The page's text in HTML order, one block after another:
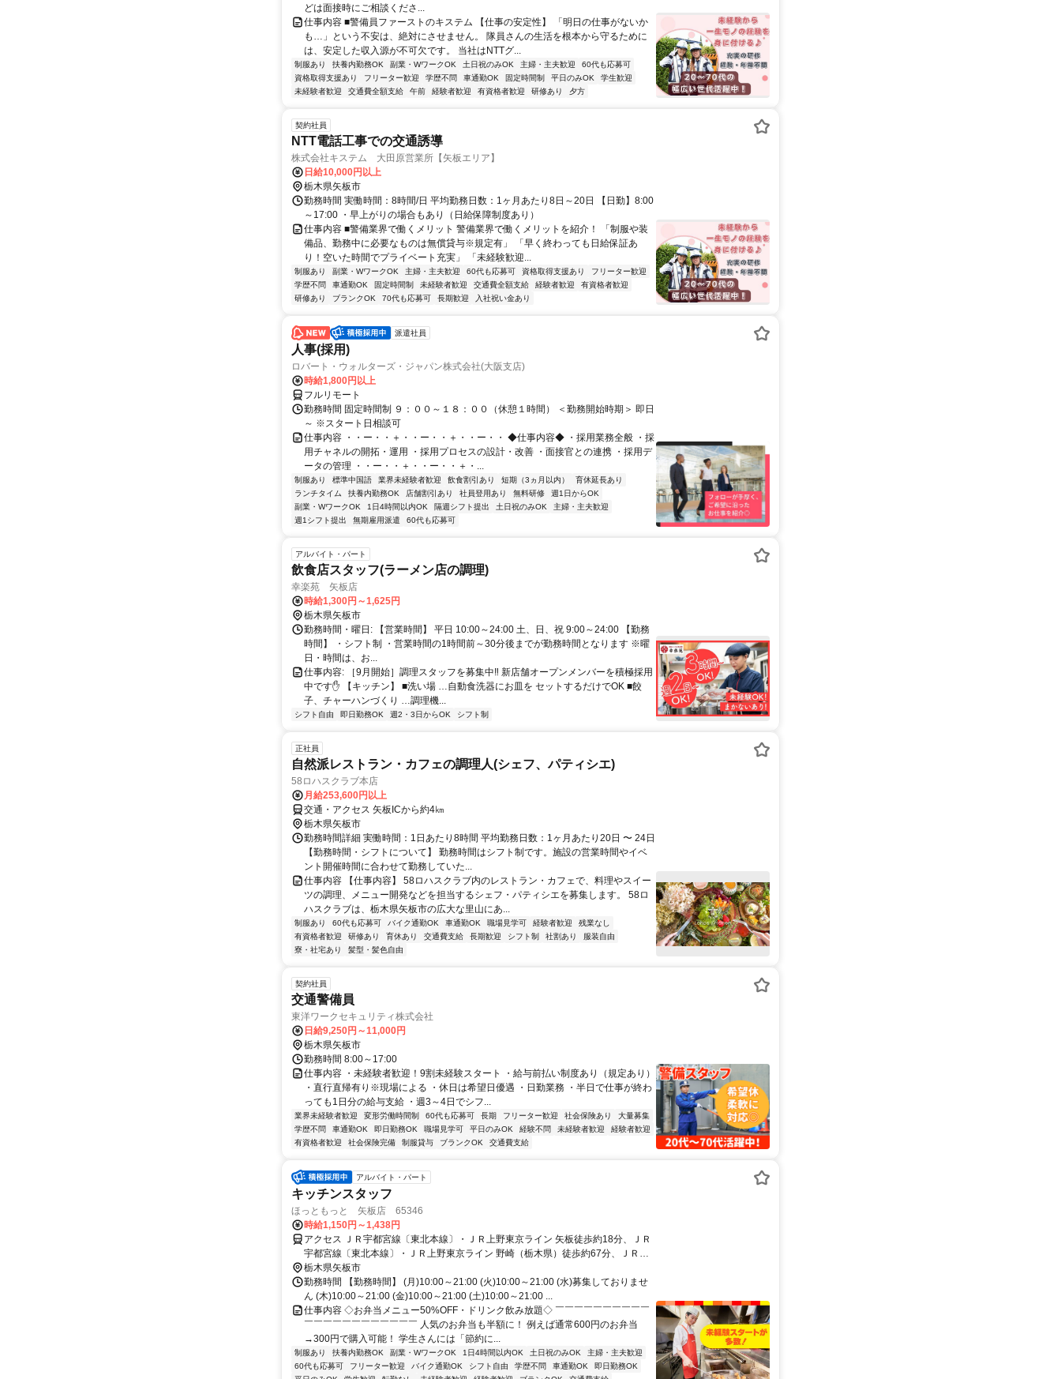
どは面接時にご相談くださ...
仕事内容 ■警備員ファーストのキステム 【仕事の安定性】 「明日の仕事がないか
も…」という不安は、絶対にさせません。 隊員さんの生活を根本から守るために
は、安定した収入源が不可欠です。 当社はNTTグ...
制服あり 扶養内勤務OK 副業・WワークOK 土日祝のみOK 主婦・主夫歓迎
60代も応募可
資格取得支援あり
フリーター歓迎 学歴不問 車通勤OK 固定時間制 平日のみOK
学生歓迎
未経験者歓迎
交通費全額支給 午前 経験者歓迎 有資格者歓迎 研修あり 夕方
契約社員
NTT電話工事での交通誘導
株式会社キステム 大田原営業所【矢板エリア】
日給10,000円以上
栃木県矢板市
勤務時間 実働時間：8時間/日 平均勤務日数：1ヶ月あたり8日～20日 【日勤】8:00
～17:00 ・早上がりの場合もあり（日給保障制度あり）
仕事内容 ■警備業界で働くメリット 警備業界で働くメリットを紹介！ 「制服や装
備品、勤務中に必要なものは無償貸与※規定有」 「早く終わっても日給保証あ
り！空いた時間でプライベート充実」 「未経験歓迎...
制服あり 副業・WワークOK 主婦・主夫歓迎 60代も応募可 資格取得支援あり
フリーター歓迎
学歴不問
車通勤OK 固定時間制 未経験者歓迎 交通費全額支給 経験者歓迎
有資格者歓迎
研修あり
ブランクOK 70代も応募可 長期歓迎 入社祝い金あり
派遣社員
人事(採用)
ロバート・ウォルターズ・ジャパン株式会社(大阪支店)
時給1,800円以上
フルリモート
勤務時間 固定時間制 ９：００～１８：００（休憩１時間） ＜勤務開始時期＞ 即日
～ ※スタート日相談可
仕事内容 ・・ー・・＋・・ー・・＋・・ー・・ ◆仕事内容◆ ・採用業務全般 ・採
用チャネルの開拓・運用 ・採用プロセスの設計・改善 ・面接官との連携 ・採用デ
ータの管理 ・・ー・・＋・・ー・・＋・...
制服あり 標準中国語 業界未経験者歓迎 飲食割引あり 短期（3ヵ月以内）
育休延長あり
ランチタイム
扶養内勤務OK 店舗割引あり 社員登用あり 無料研修
週1日からOK
副業・WワークOK
1日4時間以内OK 隔週シフト提出 土日祝のみOK
主婦・主夫歓迎
週1シフト提出
無期雇用派遣 60代も応募可
アルバイト・パート
飲食店スタッフ(ラーメン店の調理)
幸楽苑 矢板店
時給1,300円～1,625円
栃木県矢板市
勤務時間・曜日: 【営業時間】 平日 10:00～24:00 土、日、祝 9:00～24:00 【勤務
時間】 ・シフト制 ・営業時間の1時間前～30分後までが勤務時間となります ※曜
日・時間は、お...
仕事内容: ［9月開始］調理スタッフを募集中‼ 新店舗オープンメンバーを積極採用
中です✋️ 【キッチン】 ■洗い場 …自動食洗器にお皿を セットするだけでOK ■餃
子、チャーハンづくり …調理機...
シフト自由 即日勤務OK 週2・3日からOK シフト制
正社員
自然派レストラン・カフェの調理人(シェフ、パティシエ)
58ロハスクラブ本店
月給253,600円以上
交通・アクセス 矢板ICから約4㎞
栃木県矢板市
勤務時間詳細 実働時間：1日あたり8時間 平均勤務日数：1ヶ月あたり20日 〜 24日
【勤務時間・シフトについて】 勤務時間はシフト制です。施設の営業時間やイベ
ント開催時間に合わせて勤務していた...
仕事内容 【仕事内容】 58ロハスクラブ内のレストラン・カフェで、料理やスイー
ツの調理、メニュー開発などを担当するシェフ・パティシエを募集します。 58ロ
ハスクラブは、栃木県矢板市の広大な里山にあ...
制服あり 60代も応募可 バイク通勤OK 車通勤OK 職場見学可 経験者歓迎
残業なし
有資格者歓迎
研修あり 育休あり 交通費支給 長期歓迎 シフト制 社割あり
服装自由
寮・社宅あり
髪型・髪色自由
契約社員
交通警備員
東洋ワークセキュリティ株式会社
日給9,250円～11,000円
栃木県矢板市
勤務時間 8:00～17:00
仕事内容 ・未経験者歓迎！9割未経験スタート ・給与前払い制度あり（規定あり）
・直行直帰有り※現場による ・休日は希望日優遇 ・日勤業務 ・半日で仕事が終わ
っても1日分の給与支給 ・週3～4日でシフ...
業界未経験者歓迎 変形労働時間制 60代も応募可 長期 フリーター歓迎 社会保険あり
大量募集
学歴不問
車通勤OK 即日勤務OK 職場見学可 平日のみOK 経験不問 未経験者歓迎
経験者歓迎
有資格者歓迎
社会保険完備 制服貸与 ブランクOK 交通費支給
アルバイト・パート
キッチンスタッフ
ほっともっと 矢板店 65346
時給1,150円～1,438円
アクセス ＪＲ宇都宮線〔東北本線〕・ＪＲ上野東京ライン 矢板徒歩約18分、ＪＲ
宇都宮線〔東北本線〕・ＪＲ上野東京ライン 野崎（栃木県）徒歩約67分、ＪＲ宇
都宮線〔東北本線〕・ＪＲ上野東京ライン 片岡徒歩約90分 【電車】JR「矢板駅」
より徒歩10分
栃木県矢板市
勤務時間 【勤務時間】 (月)10:00～21:00 (火)10:00～21:00 (水)募集しておりませ
ん (木)10:00～21:00 (金)10:00～21:00 (土)10:00～21:00 ...
仕事内容 ◇お弁当メニュー50%OFF・ドリンク飲み放題◇ ￣￣￣￣￣￣￣￣￣￣
￣￣￣￣￣￣￣￣￣￣￣￣ 人気のお弁当も半額に！ 例えば通常600円のお弁当
→300円で購入可能！ 学生さんには「節約に...
制服あり 扶養内勤務OK 副業・WワークOK 1日4時間以内OK 土日祝のみOK
主婦・主夫歓迎
60代も応募可
フリーター歓迎 バイク通勤OK シフト自由 学歴不問 車通勤OK
即日勤務OK